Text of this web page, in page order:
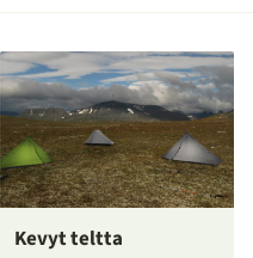
Kevyt teltta